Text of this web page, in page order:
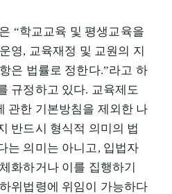
“학교교육 및 평생교육을
영, 교육재정 및 교원의 지
은 법률로 정한다.”라고 하
규정하고 있다. 교육제도
관한 기본방침을 제외한 나
반드시 형식적 의미의 법
는 의미는 아니고, 입법자
화하거나 이를 집행하기
위법령에 위임이 가능하다